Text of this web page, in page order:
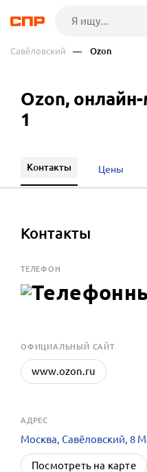
Савёловский — Ozon
Ozon,
1
Контакты Цены
Контакты
ТЕЛЕФОН
OФИЦИАЛЬНЫЙ САЙТ
www.ozon.ru
АДРЕС
Москва, Савёловский, 8
Посмотреть на карте